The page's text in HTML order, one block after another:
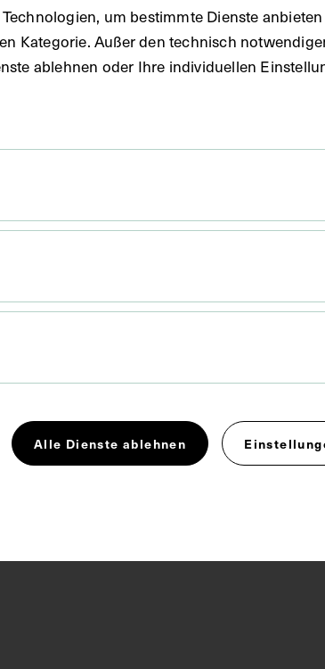
Beschreibung in italienischer Sprache
um bestimmte Dienste
Kategorie. Außer den technisch
ablehnen oder Ihre individuellen
Alle Dienste ablehnen